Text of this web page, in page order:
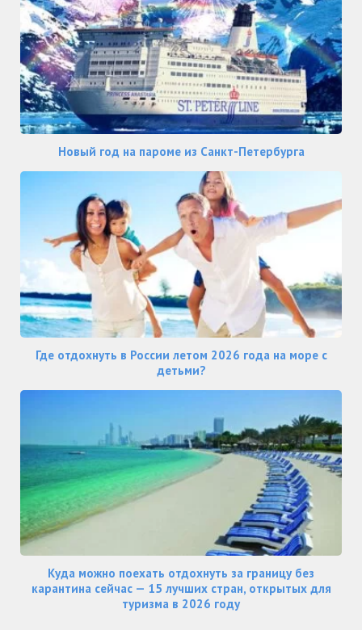
Новый год на пароме из Санкт-Петербурга
Где отдохнуть в России летом 2026 года на море с
детьми?
Куда можно поехать отдохнуть за границу без
карантина сейчас — 15 лучших стран, открытых для
туризма в 2026 году